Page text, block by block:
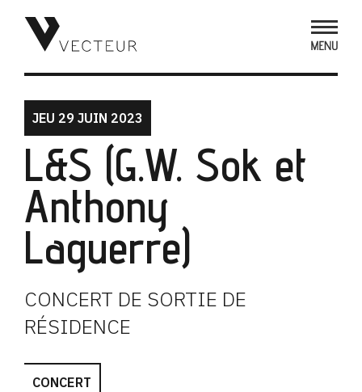
JEU 29 JUIN 2023
L&S (G.W. Sok et
Anthony
Laguerre)
CONCERT DE SORTIE DE
RÉSIDENCE
CONCERT